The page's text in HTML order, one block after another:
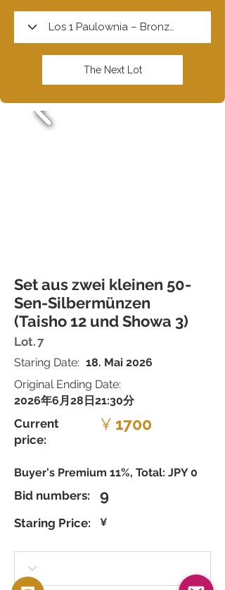
The Next Lot
Set aus zwei kleinen 50-
Sen-Silbermünzen
(Taisho 12 und Showa 3)
Lot.7
Staring Date: 18. Mai 2026
Original Ending Date:
2026年6月28日21:30分
Current
price:
¥ 1700
Buyer's Premium 11%, Total: JPY 0
Bid numbers: 9
Staring Price: ¥